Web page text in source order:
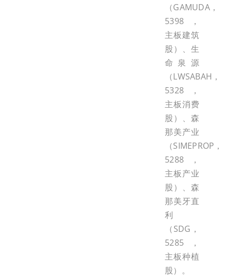
（GAMUDA，
5398，
主板建筑
股）、生
命泉源
（LWSABAH，
5328，
主板消费
股）、森
那美产业
（SIMEPROP，
5288，
主板产业
股）、森
那美牙直
利
（SDG，
5285，
主板种植
股）。